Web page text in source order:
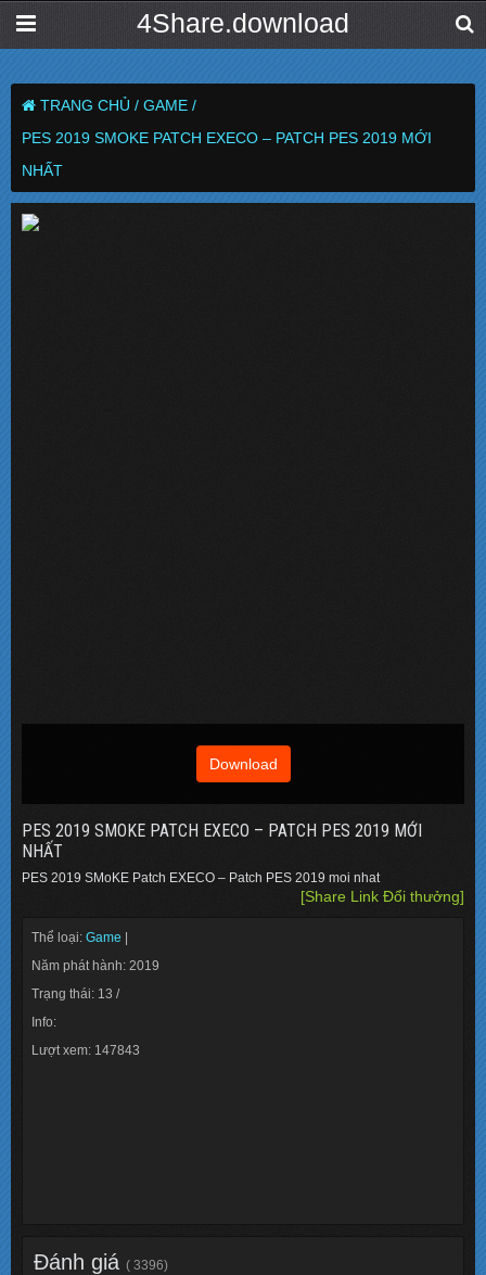
4Share.download
TRANG CHỦ / GAME /
PES 2019 SMOKE PATCH EXECO – PATCH PES 2019 MỚI
NHẤT
Download
PES 2019 SMOKE PATCH EXECO – PATCH PES 2019 MỚI
NHẤT
PES 2019 SMoKE Patch EXECO – Patch PES 2019 moi nhat
[Share Link Đổi thưởng]
Thể loại: Game
Năm phát hành: 2019
Trạng thái: 13 /
Info:
Lượt xem: 147843
Đánh giá ( 3396)